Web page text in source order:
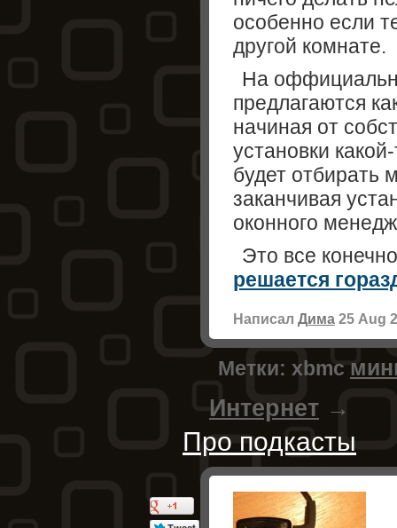
особенно если
другой комнате.
На
предлагаются
начиная от
установки
будет отбирать
заканчивая
оконного
Это все
решается
Написал Дима25 Aug
Метки: xbmc
Интернет →
Про подкасты